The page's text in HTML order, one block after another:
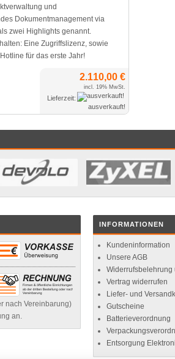
und
Dokumentmanagement via
zwei Highlights genannt.
Eine Zugriffslizenz, sowie
für das erste Jahr!
2.110,00 €
incl. 19% MwSt.
Lieferzeit:
ausverkauft!
nach Vereinbarung)
an.
INFORMATIONEN
Kundeninformation
Unsere AGB
Widerrufsbelehrung
Vertrag widerrufen
Liefer- und
Gutscheine
Batterieverordnung
Entsorgung